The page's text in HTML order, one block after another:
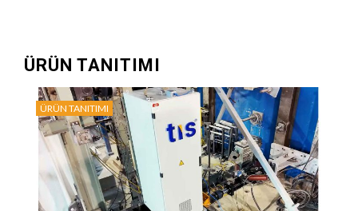
ÜRÜN TANITIMI
ÜRÜN TANITIMI